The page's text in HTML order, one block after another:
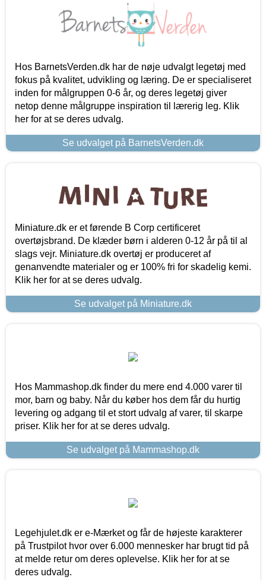
Hos BarnetsVerden.dk har de nøje udvalgt legetøj med
fokus på kvalitet, udvikling og læring. De er specialiseret
inden for målgruppen 0-6 år, og deres legetøj giver
netop denne målgruppe inspiration til lærerig leg. Klik
her for at se deres udvalg.
Se udvalget på BarnetsVerden.dk
Miniature.dk er et førende B Corp certificeret
overtøjsbrand. De klæder børn i alderen 0-12 år på til al
slags vejr. Miniature.dk overtøj er produceret af
genanvendte materialer og er 100% fri for skadelig kemi.
Klik her for at se deres udvalg.
Se udvalget på Miniature.dk
Hos Mammashop.dk finder du mere end 4.000 varer til
mor, barn og baby. Når du køber hos dem får du hurtig
levering og adgang til et stort udvalg af varer, til skarpe
priser. Klik her for at se deres udvalg.
Se udvalget på Mammashop.dk
Legehjulet.dk er e-Mærket og får de højeste karakterer
på Trustpilot hvor over 6.000 mennesker har brugt tid på
at melde retur om deres oplevelse. Klik her for at se
deres udvalg.